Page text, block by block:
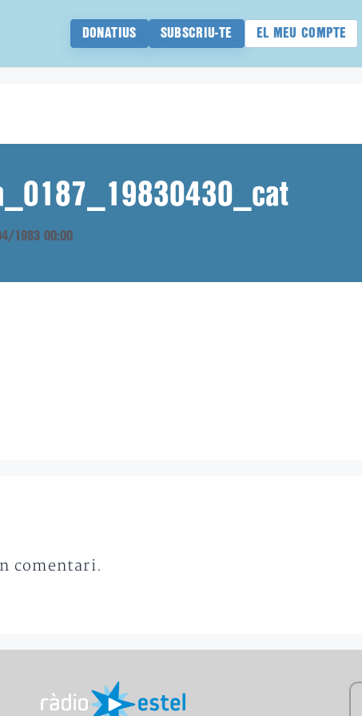
DONATIUS SUBSCRIU-TE EL MEU COMPTE
1983 00:00
comentari.